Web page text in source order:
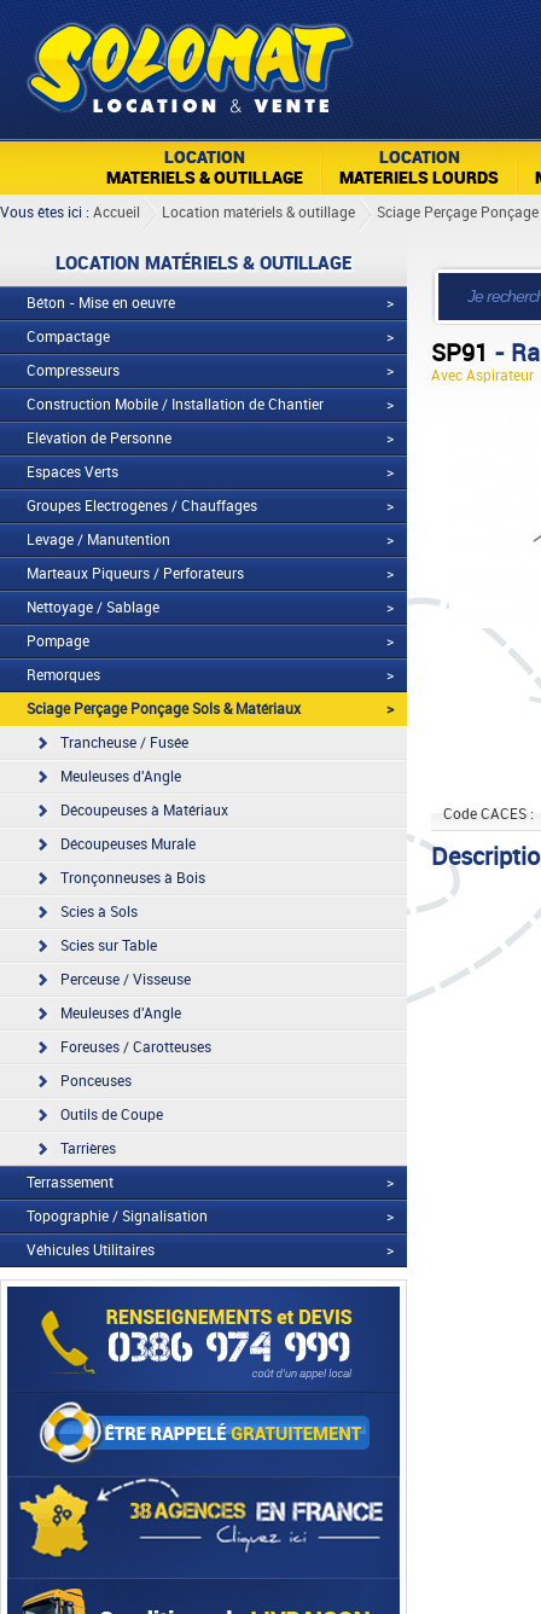
LOCATION
MATERIELS & OUTILLAGE
LOCATION
MATERIELS LOURDS
Vous êtes ici : Accueil Location matériels & outillage Sciage Perçage
LOCATION MATÉRIELS & OUTILLAGE
Béton - Mise en oeuvre
>
Compactage
>
Compresseurs
>
Construction Mobile / Installation de Chantier
>
Elévation de Personne
>
Espaces Verts
>
Groupes Electrogènes / Chauffages
>
Levage / Manutention
>
Marteaux Piqueurs / Perforateurs
>
Nettoyage / Sablage
>
Pompage
>
Remorques
>
Sciage Perçage Ponçage Sols & Matériaux
>
Trancheuse / Fusée
Meuleuses d'Angle
Découpeuses à Matériaux
Découpeuses Murale
Tronçonneuses à Bois
Scies à Sols
Scies sur Table
Perceuse / Visseuse
Meuleuses d'Angle
Foreuses / Carotteuses
Ponceuses
Outils de Coupe
Tarrières
Terrassement
>
Topographie / Signalisation
>
Véhicules Utilitaires
>
SP91 -
Avec Aspirateur
Code CACES :